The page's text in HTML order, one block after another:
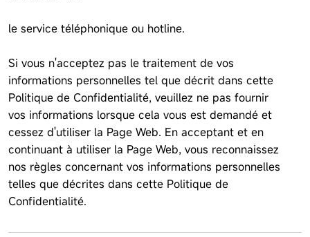
le service téléphonique ou hotline.
Si vous n'acceptez pas le traitement de vos
informations personnelles tel que décrit dans cette
Politique de Confidentialité, veuillez ne pas fournir
vos informations lorsque cela vous est demandé et
cessez d'utiliser la Page Web. En acceptant et en
continuant à utiliser la Page Web, vous reconnaissez
nos règles concernant vos informations personnelles
telles que décrites dans cette Politique de
Confidentialité.